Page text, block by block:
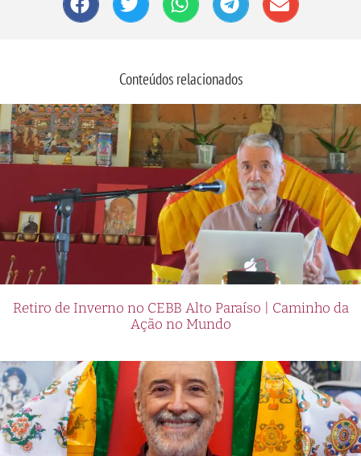
Conteúdos relacionados
Retiro de Inverno no CEBB Alto Paraíso | Caminho da
Ação no Mundo